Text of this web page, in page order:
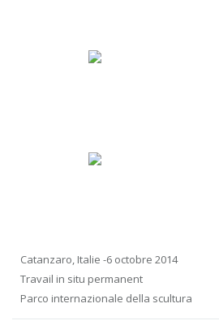
Catanzaro, Italie -6 octobre 2014
Travail in situ permanent
Parco internazionale della scultura